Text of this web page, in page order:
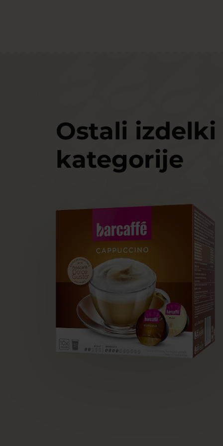
Ostali izdelki
kategorije